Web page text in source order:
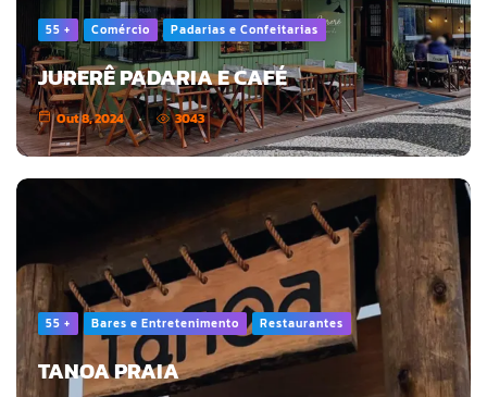
55 + Comércio Padarias e Confeitarias
JURERÊ PADARIA E CAFÉ
Out 8, 2024 3043
55 + Bares e Entretenimento Restaurantes
TANOA PRAIA